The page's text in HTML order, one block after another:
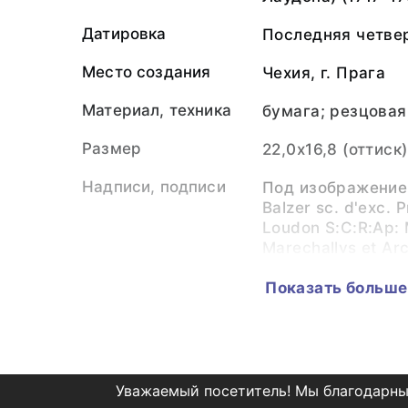
Датировка Последняя
Место создания Чехия, г. Прага
Материал, техника бумага;
Размер 22,0х16,8
Надписи, подписи
Под
Balzer sc. d'exc.
Loudon
коллекции
Показать больше
Уважаемый посетитель! Мы